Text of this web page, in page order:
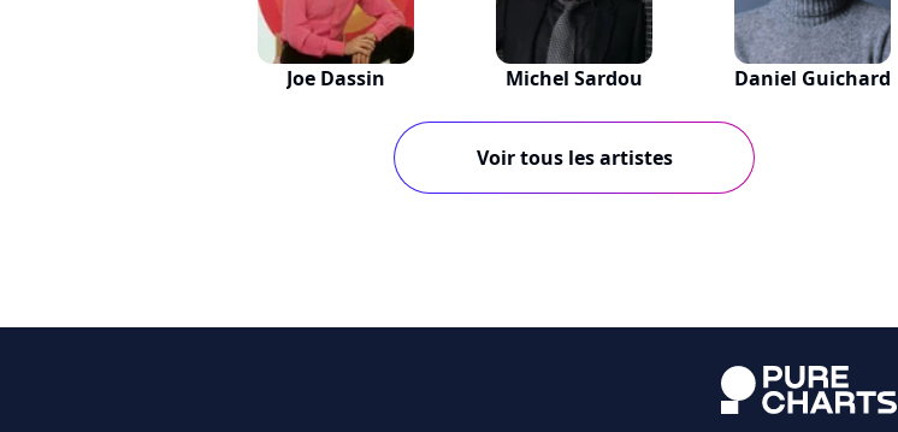
Joe Dassin Michel Sardou Daniel Guichard
Voir tous les artistes